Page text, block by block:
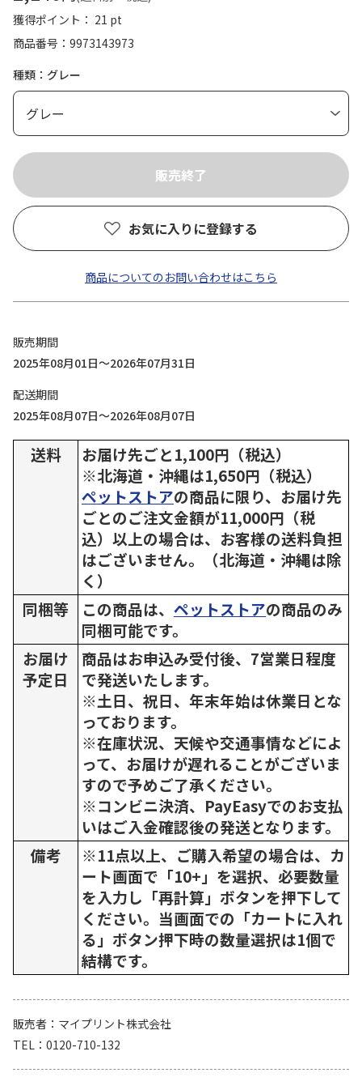
獲得ポイント： 21 pt
商品番号
9973143973
種類：グレー
お気に入りに登録する
商品についてのお問い合わせはこちら
販売期間
2025年08月01日～2026年07月31日
配送期間
2025年08月07日～2026年08月07日
送料
お届け先ごと1,100円（税込）
※北海道・沖縄は1,650円（税込）
ペットストアの商品に限り、お届け先
ごとのご注文金額が11,000円（税
込）以上の場合は、お客様の送料負担
はございません。（北海道・沖縄は除
く）
同梱等
この商品は、 ペットストアの商品のみ
同梱可能です。
お届け
予定日
商品はお申込み受付後、7営業日程度
で発送いたします。
※土日、祝日、年末年始は休業日とな
っております。
※在庫状況、天候や交通事情などによ
って、お届けが遅れることがございま
すので予めご了承ください。
※コンビニ決済、PayEasyでのお支払
いはご入金確認後の発送となります。
備考
※11点以上、ご購入希望の場合は、カ
ート画面で「10+」を選択、必要数量
を入力し「再計算」ボタンを押下して
ください。当画面での「カートに入れ
る」ボタン押下時の数量選択は1個で
結構です。
販売者
マイプリント株式会社
TEL
0120-710-132